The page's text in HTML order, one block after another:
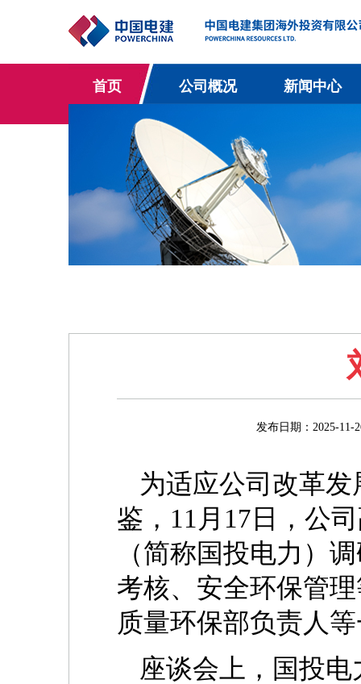
首页 公司概况 新闻中心
发布日期：2025-
为适应公司改革
鉴，11月17日，公
（简称国投电力）
考核、安全环保管
质量环保部负责人
座谈会上，国投